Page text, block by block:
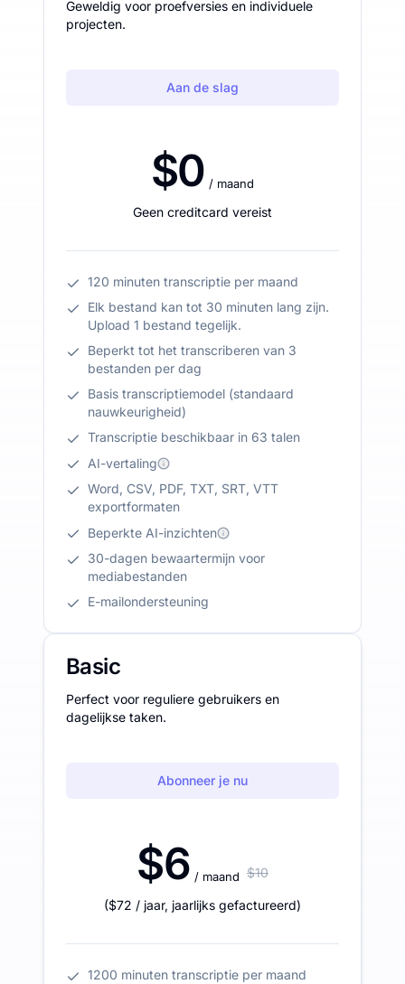
Geweldig voor proefversies en individuele
projecten.
Aan de slag
$0 / maand
Geen creditcard vereist
120 minuten transcriptie per maand
Elk bestand kan tot 30 minuten lang zijn.
Upload 1 bestand tegelijk.
Beperkt tot het transcriberen van 3
bestanden per dag
Basis transcriptiemodel (standaard
nauwkeurigheid)
Transcriptie beschikbaar in 63 talen
AI-vertaling
Word, CSV, PDF, TXT, SRT, VTT
exportformaten
Beperkte AI-inzichten
30-dagen bewaartermijn voor
mediabestanden
E-mailondersteuning
Basic
Perfect voor reguliere gebruikers en
dagelijkse taken.
Abonneer je nu
$6 / maand $10
($72 / jaar, jaarlijks gefactureerd)
1200 minuten transcriptie per maand